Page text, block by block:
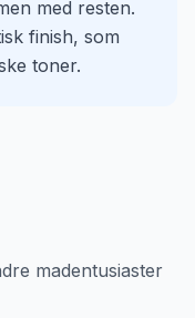
med resten.
finish, som
toner.
madentusiaster